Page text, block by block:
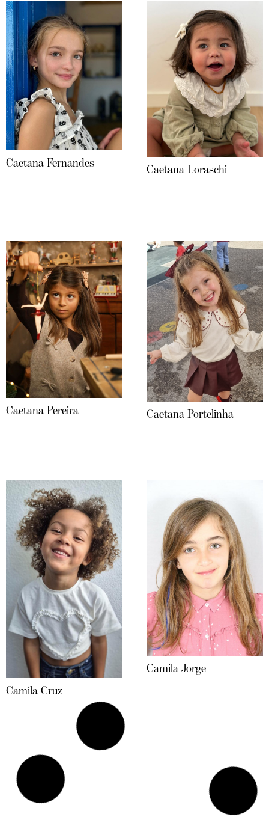
Caetana Fernandes Caetana Loraschi
Caetana Pereira Caetana Portelinha
Camila Cruz
Camila Jorge